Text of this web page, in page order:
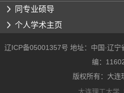
同专业硕导
个人学术主页
辽ICP备05001357号 地址：中国·辽
编：
版权所有：大连